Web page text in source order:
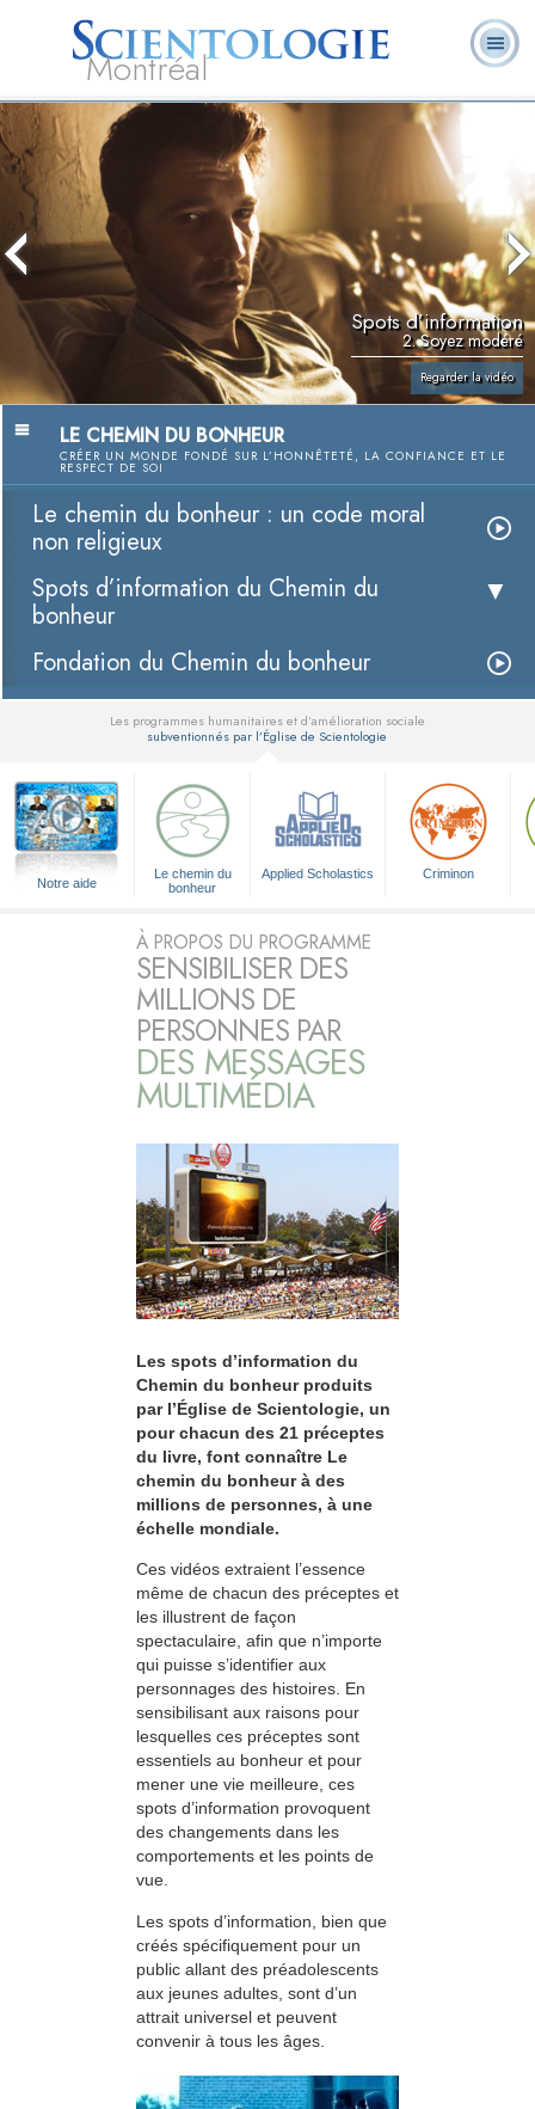
Montréal
L. Ron Hubbard
Qu’est-ce que la
Scientologie ?
Ministres
Foire aux
questions
Spots d’information
2. Soyez modéré
Regarder la vidéo
LE CHEMIN DU BONHEUR
CRÉER UN MONDE FONDÉ SUR L’HONNÊTETÉ, LA CONFIANCE ET LE
RESPECT DE SOI
Le chemin du bonheur : un code moral
non religieux
Spots d’information du Chemin du
bonheur
Fondation du Chemin du bonheur
Les programmes humanitaires et d’amélioration sociale
subventionnés par l’Église de Scientologie
Notre aide
Le chemin du
bonheur
Applied Scholastics Criminon
À PROPOS DU PROGRAMME
SENSIBILISER DES
MILLIONS DE
PERSONNES PAR
DES MESSAGES
MULTIMÉDIA
Les spots d’information du
Chemin du bonheur produits
par l’Église de Scientologie, un
pour chacun des 21 préceptes
du livre, font connaître Le
chemin du bonheur à des
millions de personnes, à une
échelle mondiale.
Ces vidéos extraient l’essence
même de chacun des préceptes et
les illustrent de façon
spectaculaire, afin que n’importe
qui puisse s’identifier aux
personnages des histoires. En
sensibilisant aux raisons pour
lesquelles ces préceptes sont
essentiels au bonheur et pour
mener une vie meilleure, ces
spots d’information provoquent
des changements dans les
comportements et les points de
vue.
Les spots d’information, bien que
créés spécifiquement pour un
public allant des préadolescents
aux jeunes adultes, sont d’un
attrait universel et peuvent
convenir à tous les âges.